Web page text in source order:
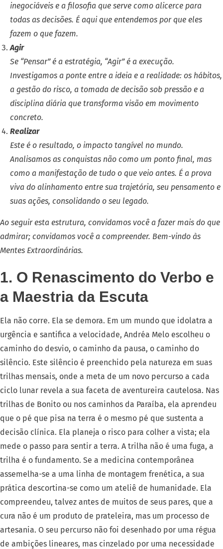
inegociáveis e a filosofia que serve como alicerce para
todas as decisões. É aqui que entendemos por que eles
fazem o que fazem.
Agir
Se “Pensar” é a estratégia, “Agir” é a execução.
Investigamos a ponte entre a ideia e a realidade: os hábitos,
a gestão do risco, a tomada de decisão sob pressão e a
disciplina diária que transforma visão em movimento
concreto.
Realizar
Este é o resultado, o impacto tangível no mundo.
Analisamos as conquistas não como um ponto final, mas
como a manifestação de tudo o que veio antes. É a prova
viva do alinhamento entre sua trajetória, seu pensamento e
suas ações, consolidando o seu legado.
Ao seguir esta estrutura, convidamos você a fazer mais do que
admirar; convidamos você a compreender. Bem-vindo às
Mentes Extraordinárias.
1. O Renascimento do Verbo e
a Maestria da Escuta
Ela não corre. Ela se demora. Em um mundo que idolatra a
urgência e santifica a velocidade, Andréa Melo escolheu o
caminho do desvio, o caminho da pausa, o caminho do
silêncio. Este silêncio é preenchido pela natureza em suas
trilhas mensais, onde a meta de um novo percurso a cada
ciclo lunar revela a sua faceta de aventureira cautelosa. Nas
trilhas de Bonito ou nos caminhos da Paraíba, ela aprendeu
que o pé que pisa na terra é o mesmo pé que sustenta a
decisão clínica. Ela planeja o risco para colher a vista; ela
mede o passo para sentir a terra. A trilha não é uma fuga, a
trilha é o fundamento. Se a medicina contemporânea
assemelha-se a uma linha de montagem frenética, a sua
prática descortina-se como um ateliê de humanidade. Ela
compreendeu, talvez antes de muitos de seus pares, que a
cura não é um produto de prateleira, mas um processo de
artesania. O seu percurso não foi desenhado por uma régua
de ambições lineares, mas cinzelado por uma necessidade